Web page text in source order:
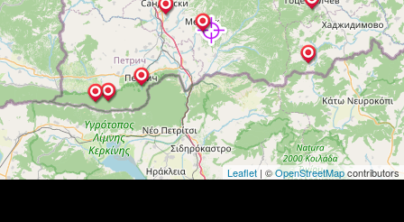
Leaflet | ©OpenStreetMapcontributors